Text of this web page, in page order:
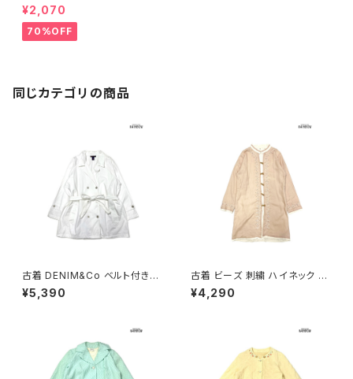
GE ベルト付き 無地 コットン ア
ウター トレンチコート ベージュ
生成り (ttu2310149)
¥2,070
70%OFF
同じカテゴリの商品
古着 DENIM&Co ベルト付き
無地 デニム 長袖 アウター ライ
トコート 白 (ttu2602027)
¥5,390
古着 ビーズ 刺繍 ハイネック 総
柄 コットン100％ 長袖 アウター
ライトコート サーモンピンク ベ
¥4,290